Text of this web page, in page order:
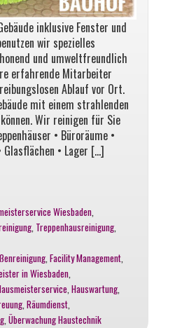
inklusive Fenster und
wir spezielles
und umweltfreundlich
erfahrende Mitarbeiter
Ablauf vor Ort.
mit einem strahlenden
Wir reinigen für Sie
• Büroräume •
• Lager […]
Wiesbaden,
, Treppenhausreinigung,
,Facility Management,
in Wiesbaden,
,Hauswartung,
,Räumdienst,
,Überwachung Haustechnik